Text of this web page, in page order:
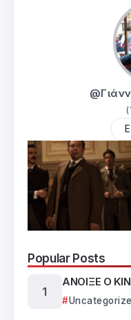
Popular Posts
ΑΝΟΙΞΕ Ο